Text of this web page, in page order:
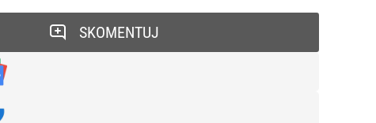
SKOMENTUJ